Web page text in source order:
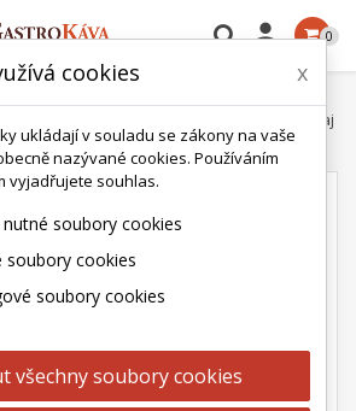
 0
Exclusives Zelený čaj s jasmínem sypaný čaj
cookies x
ukládají v souladu se zákony na vaše
nazývané cookies. Používáním
vyjadřujete souhlas.
soubory cookies
soubory cookies
soubory cookies
všechny soubory cookies